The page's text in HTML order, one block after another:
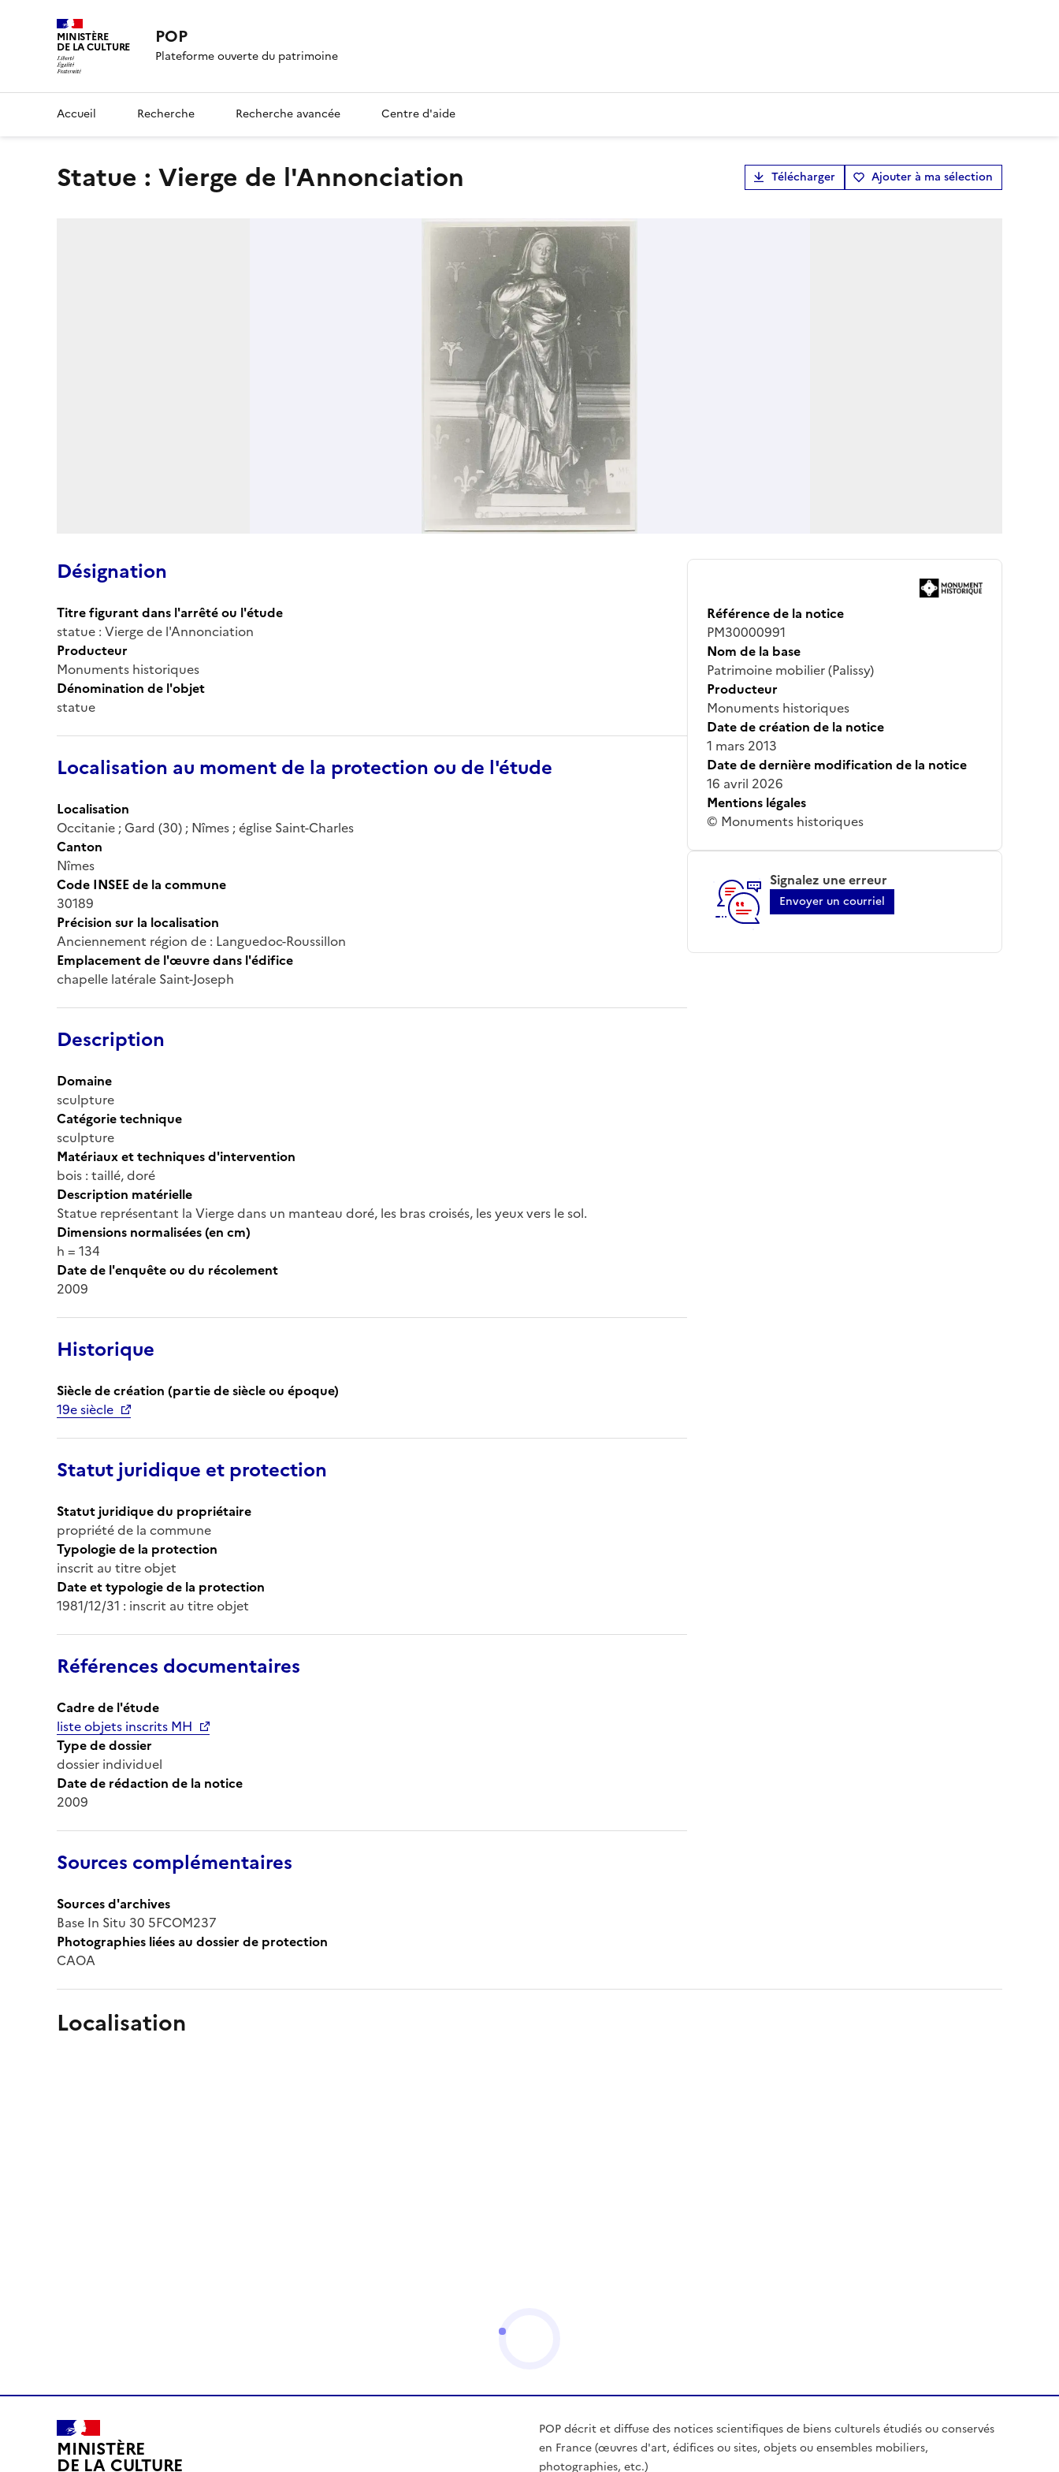
MINISTÈRE
DE LA CULTURE POP
Plateforme ouverte du patrimoine
Accueil Recherche Recherche avancée Centre d'aide
statue : Vierge de l'Annonciation Télécharger Ajouter à ma sélection
Désignation
Titre figurant dans l'arrêté ou l'étude
statue : Vierge de l'Annonciation
Producteur
Monuments historiques
Dénomination de l'objet
statue
Localisation au moment de la protection ou de l'étude
Localisation
Occitanie ; Gard (30) ; Nîmes ; église Saint-Charles
Canton
Nîmes
Code INSEE de la commune
30189
Précision sur la localisation
Anciennement région de : Languedoc-Roussillon
Emplacement de l'œuvre dans l'édifice
chapelle latérale Saint-Joseph
Description
Domaine
sculpture
Catégorie technique
sculpture
Matériaux et techniques d'intervention
bois : taillé, doré
Description matérielle
Statue représentant la Vierge dans un manteau doré, les bras croisés, les yeux vers le sol.
Dimensions normalisées (en cm)
h = 134
Date de l'enquête ou du récolement
2009
Historique
Siècle de création (partie de siècle ou époque)
19e siècle
Statut juridique et protection
Statut juridique du propriétaire
propriété de la commune
Typologie de la protection
inscrit au titre objet
Date et typologie de la protection
1981/12/31 : inscrit au titre objet
Références documentaires
Cadre de l'étude
liste objets inscrits MH
Type de dossier
dossier individuel
Date de rédaction de la notice
2009
Sources complémentaires
Sources d'archives
Base In Situ 30 5FCOM237
Photographies liées au dossier de protection
CAOA
Référence de la notice
PM30000991
Nom de la base
Patrimoine mobilier (Palissy)
Producteur
Monuments historiques
Date de création de la notice
1 mars 2013
Date de dernière modification de la notice
16 avril 2026
Mentions légales
© Monuments historiques
Signalez une erreur
Envoyer un courriel
Localisation
MINISTÈRE
DE LA CULTURE
POP décrit et diffuse des notices scientifiques de biens culturels étudiés ou conservés
en France (œuvres d'art, édifices ou sites, objets ou ensembles mobiliers,
photographies, etc.)